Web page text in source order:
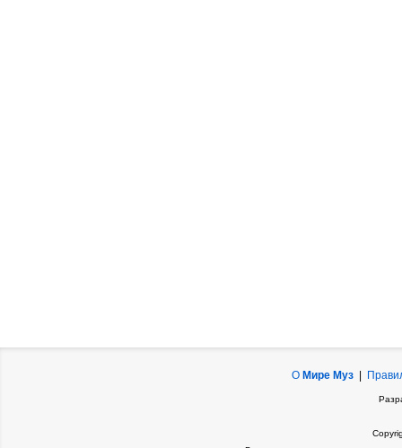
О Мире Муз|